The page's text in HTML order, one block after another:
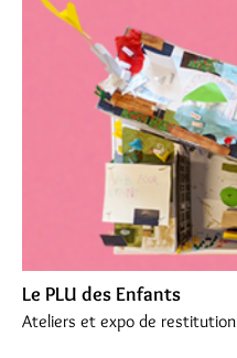
Le PLU des Enfants
Ateliers et expo de restitution